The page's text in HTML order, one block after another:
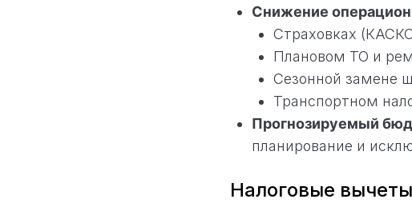
Снижение
Страховках
Плановом ТО и
Сезонной замене
Транспортном
Прогнозируемый
планирование и
Налоговые